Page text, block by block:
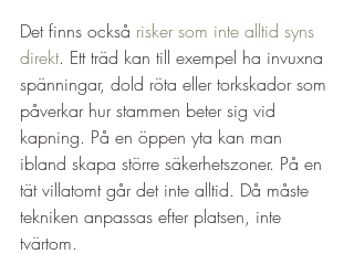
Det finns också risker som inte alltid syns
direkt. Ett träd kan till exempel ha invuxna
spänningar, dold röta eller torkskador som
påverkar hur stammen beter sig vid
kapning. På en öppen yta kan man
ibland skapa större säkerhetszoner. På en
tät villatomt går det inte alltid. Då måste
tekniken anpassas efter platsen, inte
tvärtom.